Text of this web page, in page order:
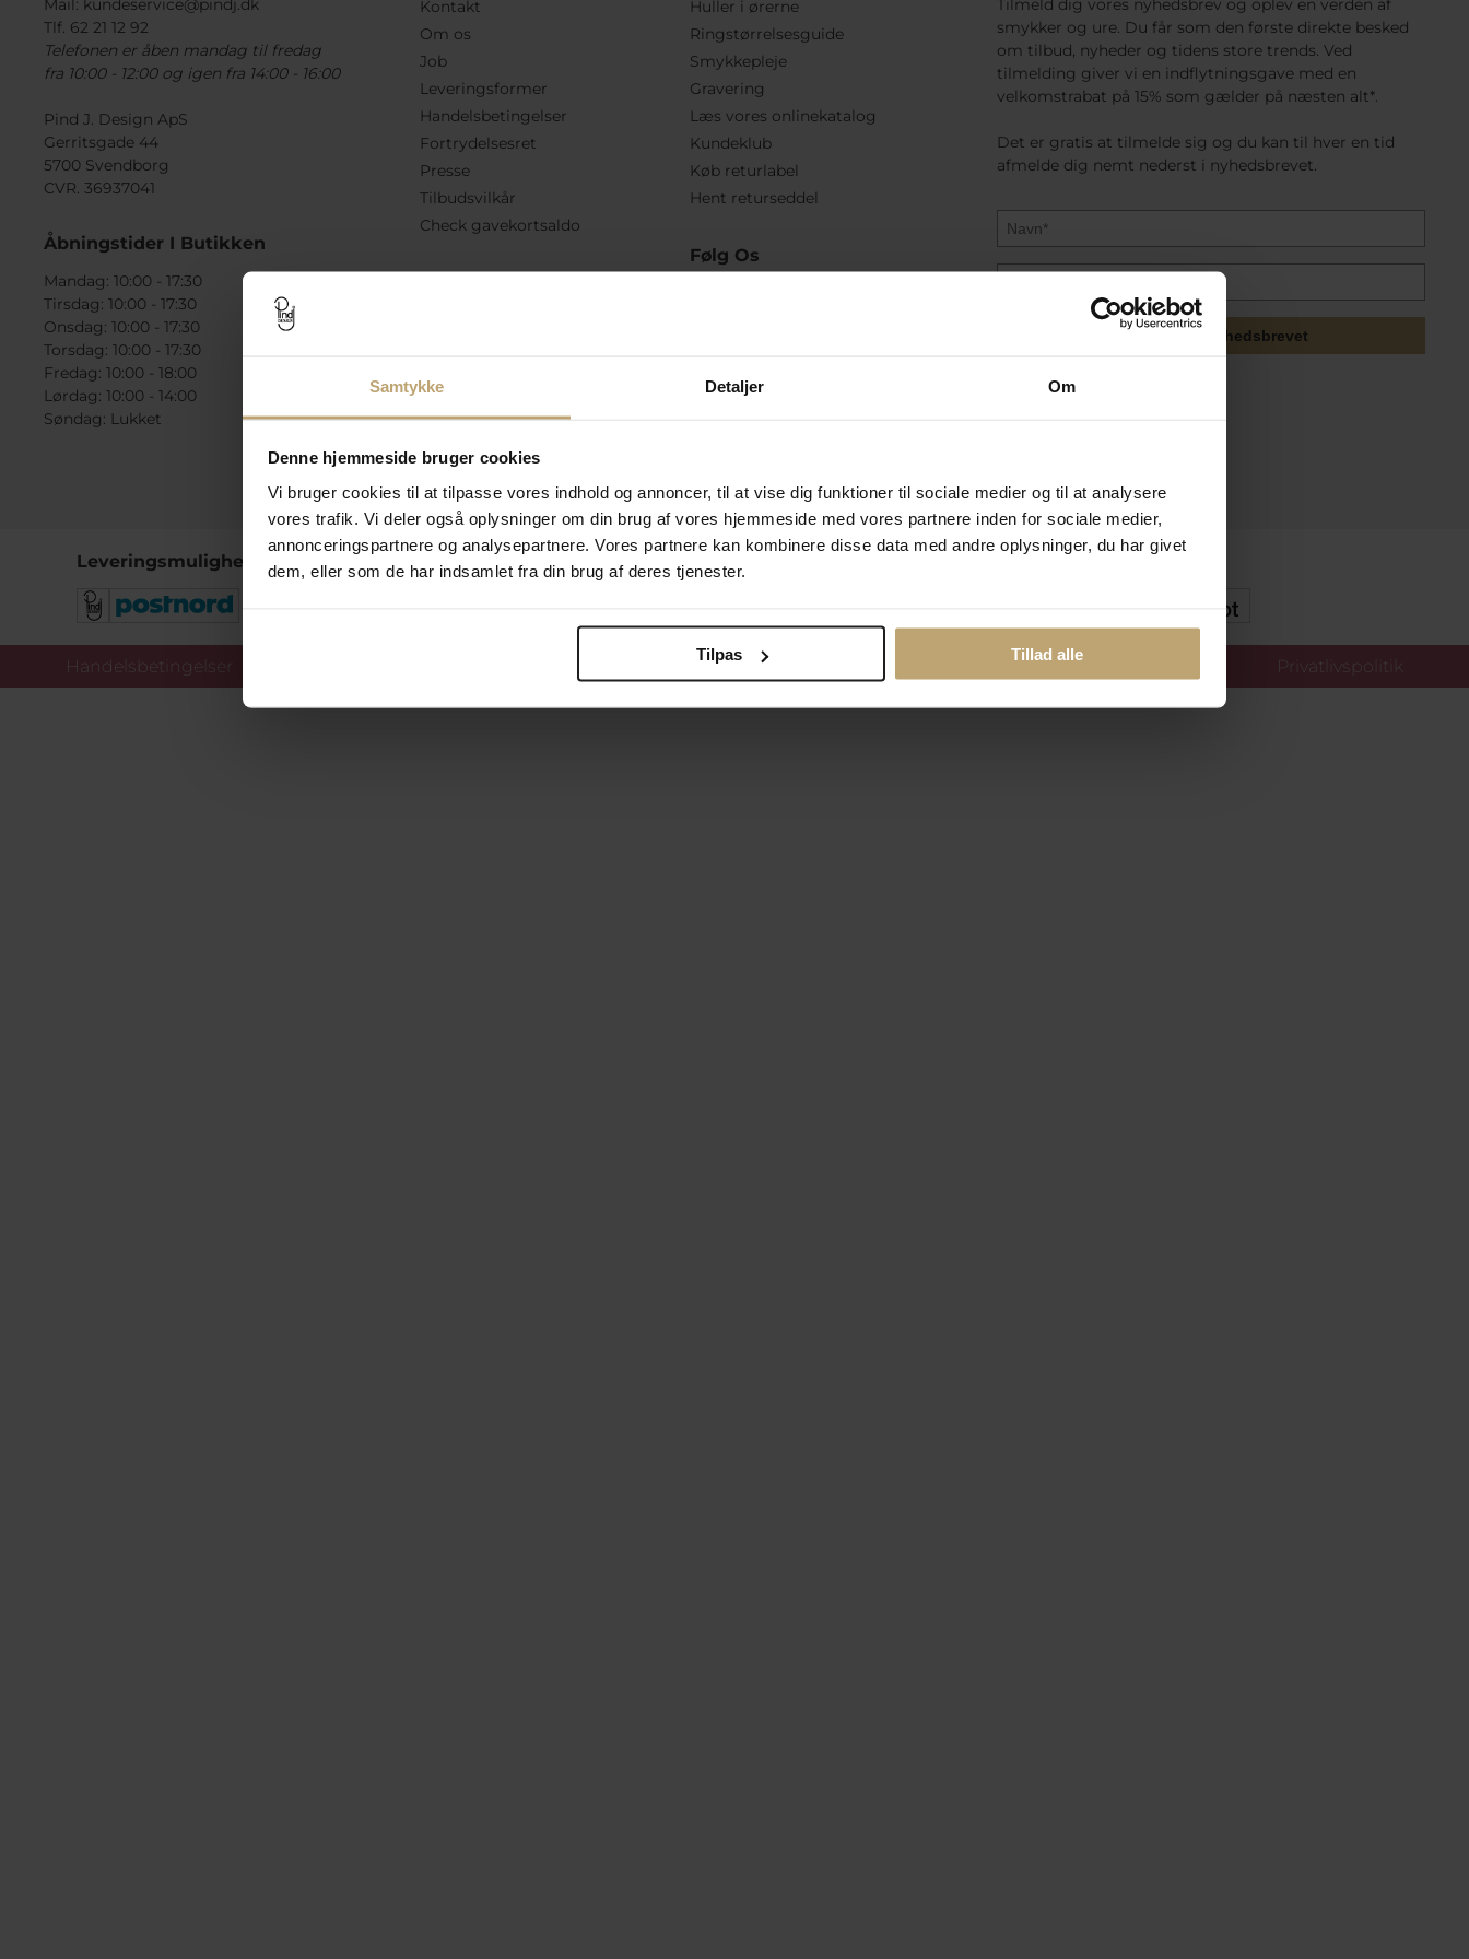
Samtykke Detaljer Om
Denne hjemmeside bruger cookies
Vi bruger cookies til at tilpasse vores indhold og annoncer, til at vise dig funktioner til sociale medier og til at analysere
vores trafik. Vi deler også oplysninger om din brug af vores hjemmeside med vores partnere inden for sociale medier,
annonceringspartnere og analysepartnere. Vores partnere kan kombinere disse data med andre oplysninger, du har givet
dem, eller som de har indsamlet fra din brug af deres tjenester.
Tilpas Tillad alle
Mail: kundeservice@pindj.dk
Tlf. 62 21 12 92
Telefonen er åben mandag til fredag
fra 10:00 - 12:00 og igen fra 14:00 - 16:00
Pind J. Design ApS
Gerritsgade 44
5700 Svendborg
CVR. 36937041
Åbningstider I Butikken
Mandag: 10:00 - 17:30
Tirsdag: 10:00 - 17:30
Onsdag: 10:00 - 17:30
Torsdag: 10:00 - 17:30
Fredag: 10:00 - 18:00
Lørdag: 10:00 - 14:00
Søndag: Lukket
Kontakt
Om os
Job
Leveringsformer
Handelsbetingelser
Fortrydelsesret
Presse
Tilbudsvilkår
Check gavekortsaldo
Huller i ørerne
Ringstørrelsesguide
Smykkepleje
Gravering
Læs vores onlinekatalog
Kundeklub
Køb returlabel
Hent returseddel
Følg Os
Tilmeld dig vores nyhedsbrev og oplev en verden af
smykker og ure. Du får som den første direkte besked
om tilbud, nyheder og tidens store trends. Ved
tilmelding giver vi en indflytningsgave med en
velkomstrabat på 15% som gælder på næsten alt*.
Det er gratis at tilmelde sig og du kan til hver en tid
afmelde dig nemt nederst i nyhedsbrevet.
Tilmeld mig nyhedsbrevet
Leveringsmuligheder Betalingsmuligheder Sikker Og Tryg E-Handel
Handelsbetingelser Ændr cookie-indstillinger Privatlivspolitik